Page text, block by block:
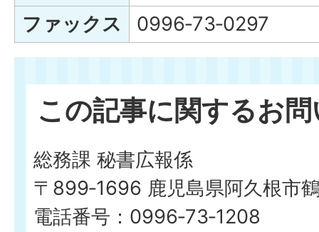
ファックス
0996‐73‐0297
この記事に関するお
総務課 秘書広報係
〒899‐1696 鹿児島県阿久根市
電話番号：0996‐73‐1208